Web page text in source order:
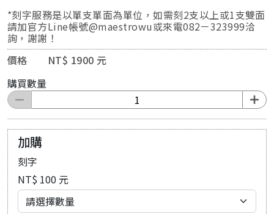
*刻字服務是以單支單面為單位，如需刻2支以上或1支雙面
請加官方Line帳號@maestrowu或來電082－323999洽
詢，謝謝！
價格 NT$ 1900 元
購買數量
加購
刻字
NT$ 100 元